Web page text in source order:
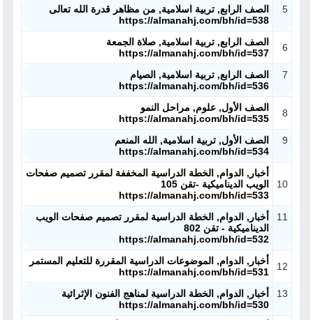
5
الصف الرابع, تربية اسلامية, من مظاهر قدرة الله تعالى
https://almanahj.com/bh/id=538
6
الصف الرابع, تربية اسلامية, صلاة الجمعة
https://almanahj.com/bh/id=537
7
الصف الرابع, تربية اسلامية, الصيام
https://almanahj.com/bh/id=536
8
الصف الأول, علوم, مراحل النمو
https://almanahj.com/bh/id=535
9
الصف الأول, تربية اسلامية, الله المنعم
https://almanahj.com/bh/id=534
10
أخبار, الدوام, الخطة الدراسية المخففة لمقرر تصميم صفحات
الويب الديناميكية -تقن 105
https://almanahj.com/bh/id=533
11
أخبار, الدوام, الخطة الدراسية لمقرر تصميم صفحات الويب
الديناميكية - تقن 802
https://almanahj.com/bh/id=532
12
أخبار, الدوام, الموضوعات الدراسية المقررة للتعليم المستمر
https://almanahj.com/bh/id=531
13
أخبار, الدوام, الخطة الدراسية لمناهج الفنون الإثرائية
https://almanahj.com/bh/id=530